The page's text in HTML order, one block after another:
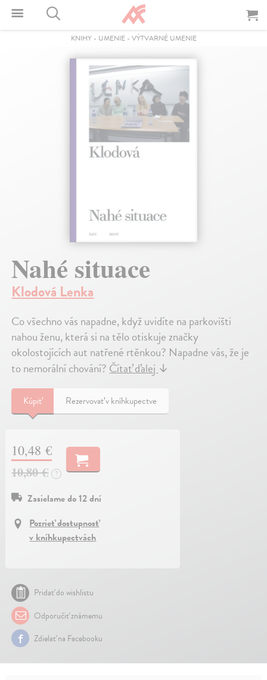
KNIHY- UMENIE- VÝTVARNÉ UMENIE
Nahé situace
Klodová Lenka
Co všechno vás napadne, když uvidíte na parkovišti
nahou ženu, která si na tělo otiskuje značky
okolostojících aut natřené rtěnkou? Napadne vás, že je
to nemorální chování?Čítať ďalej↓
Kúpiť Rezervovať v kníhkupectve
10,48 €
10,80 €
?
Zasielame do 12 dní
Pozrieť dostupnosť
v kníhkupectvách
Pridať do wishlistu
Odporučiť známemu
Zdielať na Facebooku